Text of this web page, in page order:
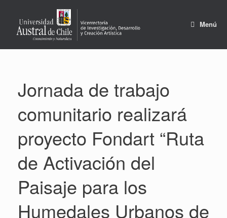
contenido
Menú
Jornada de trabajo
comunitario realizará
proyecto Fondart “Ruta
de Activación del
Paisaje para los
Humedales Urbanos de